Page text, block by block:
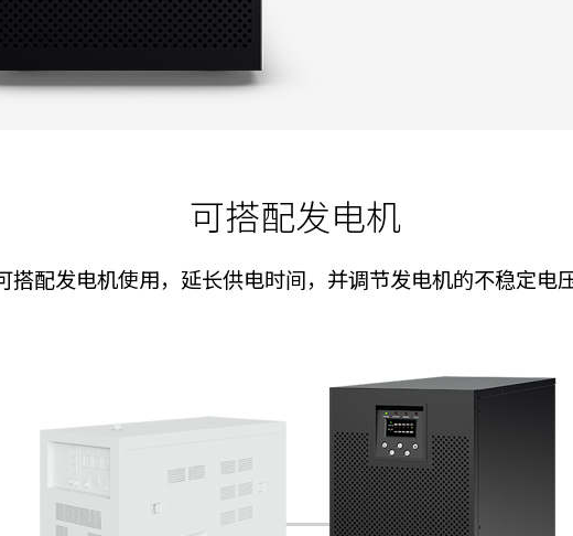
可搭配发电机
搭配发电机使用，延长供电时间，并调节发电机的不稳定电